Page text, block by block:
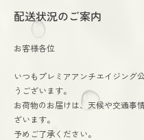
リズムトリートメント デュア
リズムトリートメント ムース
配送状況のご案内
お客様各位
いつもプレミアアンチエイジング
うございます。
お荷物のお届けは、天候や交通事
ざいます。
予めご了承ください。